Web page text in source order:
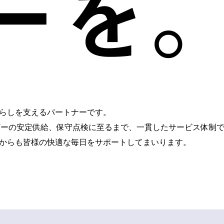
を
を支えるパートナーです。
の安定供給、保守点検に至るまで、一貫したサービス体制
も皆様の快適な毎日をサポートしてまいります。